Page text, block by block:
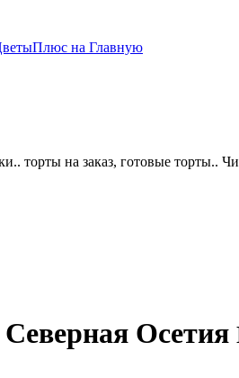
торты на заказ, готовые торты..
Осетия